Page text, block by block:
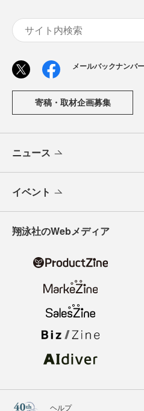
メールバックナンバー
寄稿・取材企画募集
ニュース
イベント
翔泳社のWebメディア
ヘルプ